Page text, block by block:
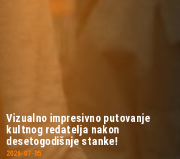
Vizualno impresivno putovanje
kultnog redatelja nakon
desetogodišnje stanke!
2026-07-05